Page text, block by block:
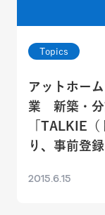
Topics
アットホー
業 新築・分
「TALKIE
り、事前登
2015.6.15